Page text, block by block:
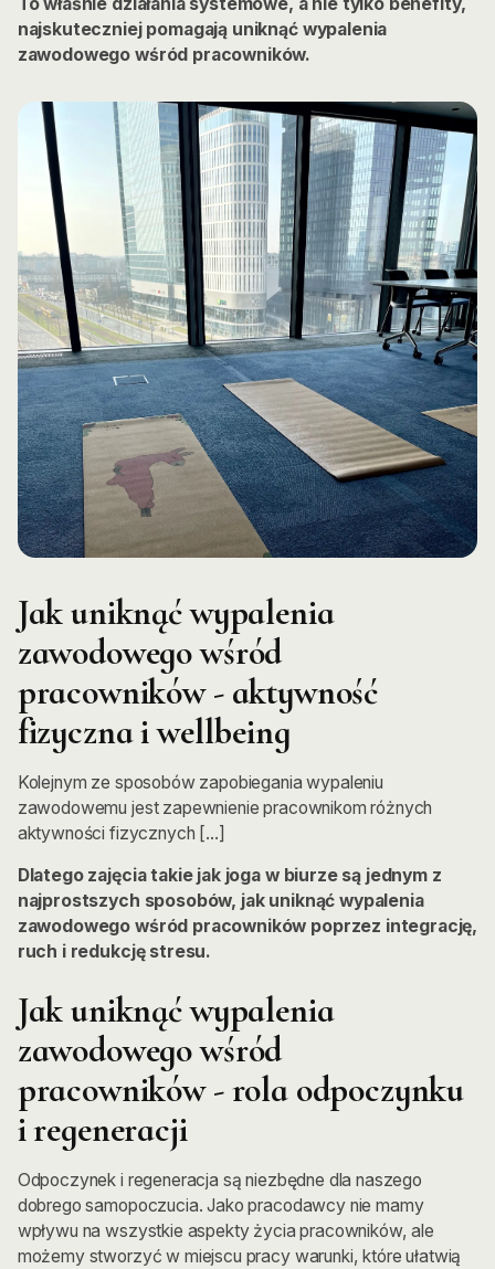
najskuteczniej pomagają uniknąć wypalenia
zawodowego wśród pracowników.
Jak uniknąć wypalenia
zawodowego wśród
pracowników - aktywność
fizyczna i wellbeing
Kolejnym ze sposobów zapobiegania wypaleniu
zawodowemu jest zapewnienie pracownikom różnych
aktywności fizycznych [...]
Dlatego zajęcia takie jak joga w biurze są jednym z
najprostszych sposobów, jak uniknąć wypalenia
zawodowego wśród pracowników poprzez integrację,
ruch i redukcję stresu.
Jak uniknąć wypalenia
zawodowego wśród
pracowników - rola odpoczynku
i regeneracji
Odpoczynek i regeneracja są niezbędne dla naszego
dobrego samopoczucia. Jako pracodawcy nie mamy
wpływu na wszystkie aspekty życia pracowników, ale
możemy stworzyć w miejscu pracy warunki, które ułatwią